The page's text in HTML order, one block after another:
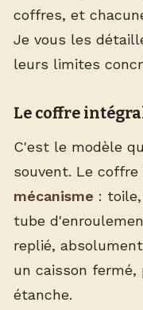
coffres, et
Je vous les
leurs limites
Le coffre
C'est le modèle
souvent. Le
mécanisme :
tube
replié,
un caisson
étanche.